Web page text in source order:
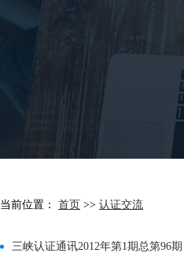
当前位置： 首页 >> 认证交流
三峡认证通讯2012年第1期总第96期